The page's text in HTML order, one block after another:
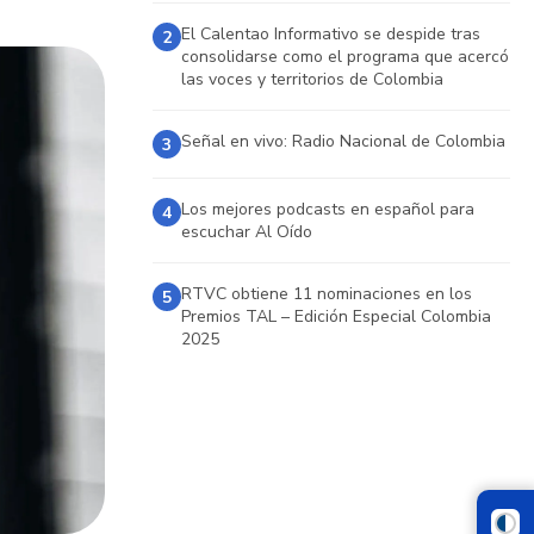
2 El Calentao Informativo se despide tras
consolidarse como el programa que acercó
las voces y territorios de Colombia
3 Señal en vivo: Radio Nacional de Colombia
4 Los mejores podcasts en español para
escuchar Al Oído
5 RTVC obtiene 11 nominaciones en los
Premios TAL – Edición Especial Colombia
2025